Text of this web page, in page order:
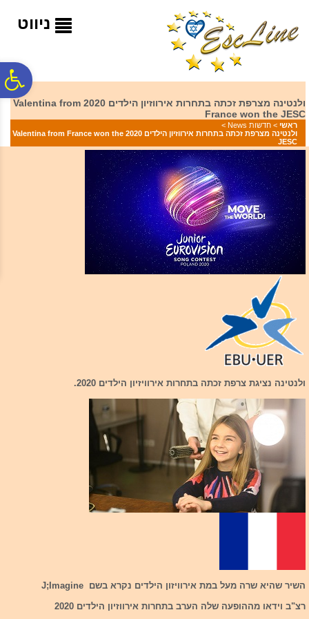
המרכזי
ניווט
ולנטינה מצרפת זכתה בתחרות אירווזיון הילדים 2020 Valentina from
France won the JESC
ראשי > חדשות News
>
ולנטינה מצרפת זכתה בתחרות אירווזיון הילדים 2020 Valentina from France won the
JESC
ולנטינה נציגת צרפת זכתה בתחרות אירוויזיון הילדים 2020.
השיר שהיא שרה מעל במת אירוויזון הילדים נקרא בשם J;Imagine
רצ"ב וידאו מההופעה שלה הערב בתחרות אירווזיון הילדים 2020